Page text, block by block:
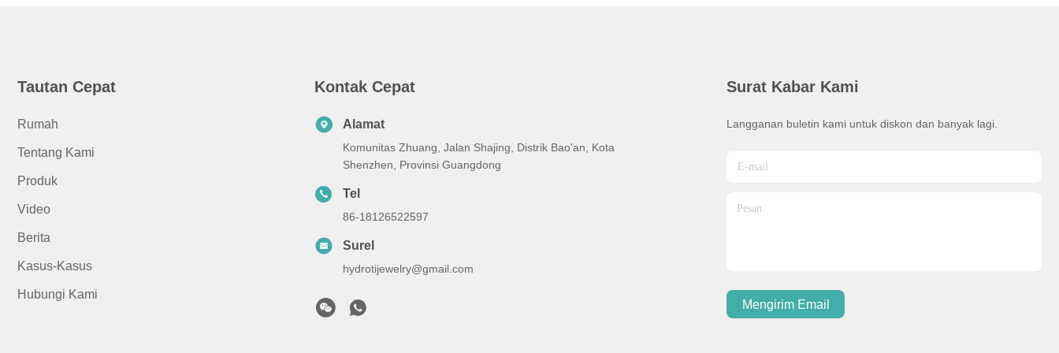
Tautan Cepat
Rumah
Tentang Kami
Produk
Video
Berita
Kasus-Kasus
Hubungi Kami
Kontak Cepat
Alamat
Komunitas Zhuang, Jalan Shajing, Distrik Bao'an, Kota
Shenzhen, Provinsi Guangdong
Tel
86-18126522597
Surel
hydrotijewelry@gmail.com
Surat Kabar Kami
Langganan buletin kami untuk diskon dan banyak lagi.
Mengirim Email